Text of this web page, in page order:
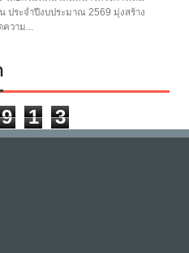
ประจำปีงบประมาณ 2569 มุ่งสร้าง
วาม...
9 1 3